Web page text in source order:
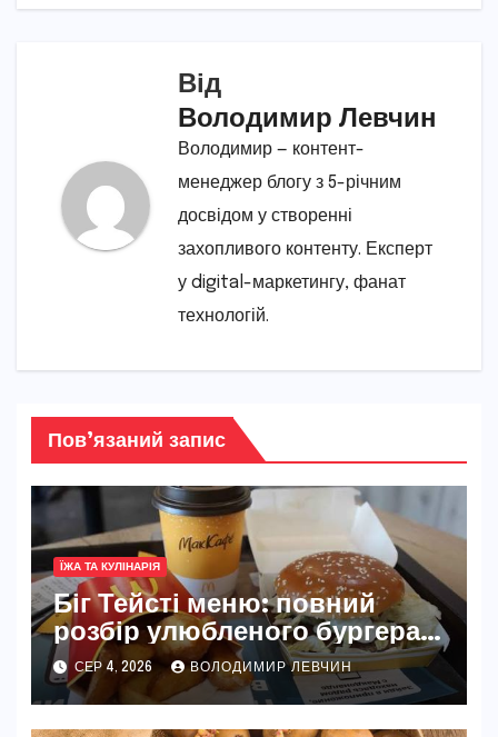
Від
Володимир Левчин
Володимир — контент-
менеджер блогу з 5-річним
досвідом у створенні
захопливого контенту. Експерт
у digital-маркетингу, фанат
технологій.
Пов’язаний запис
ЇЖА ТА КУЛІНАРІЯ
Біг Тейсті меню: повний
розбір улюбленого бургера
McDonald’s
СЕР 4, 2026 ВОЛОДИМИР ЛЕВЧИН